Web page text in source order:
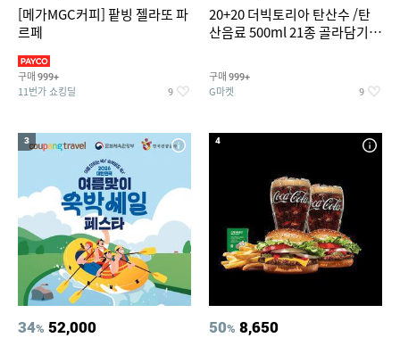
[메가MGC커피] 팥빙 젤라또 파
르페
구매 999+
11번가 쇼킹딜 9
20+20 더빅토리아 탄산수 /탄
산음료 500ml 21종 골라담기
구매 999+
G마켓 9
3
34% 52,000
4
50% 8,650